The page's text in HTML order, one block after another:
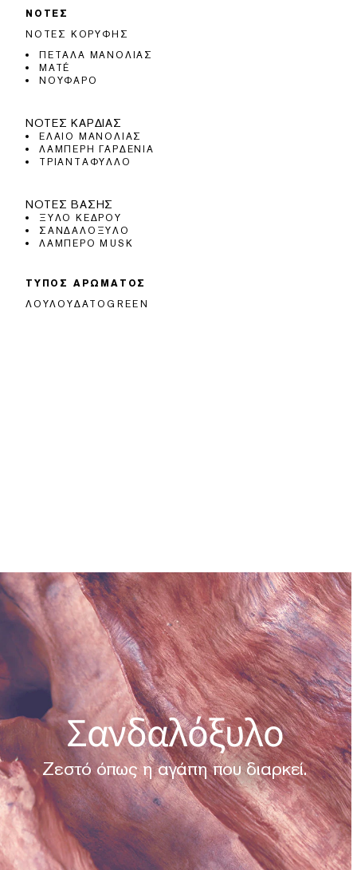
ΝΟΤΕΣ
ΝΌΤΕΣ ΚΟΡΥΦΉΣ
ΠΈΤΑΛΑ ΜΑΝΌΛΙΑΣ
MATÉ
ΝΟΎΦΑΡΟ
ΝΌΤΕΣ ΚΑΡΔΙΆΣ
ΈΛΑΙΟ ΜΑΝΌΛΙΑΣ
ΛΑΜΠΕΡΉ ΓΑΡΔΈΝΙΑ
ΤΡΙΑΝΤΆΦΥΛΛΟ
ΝΌΤΕΣ ΒΆΣΗΣ
ΞΎΛΟ ΚΈΔΡΟΥ
ΣΑΝΔΑΛΌΞΥΛΟ
ΛΑΜΠΕΡΌ MUSK
ΤΥΠΟΣ ΑΡΩΜΑΤΟΣ
ΛΟΥΛΟΥΔΆΤΟGREEN
Σανδαλόξυλο
Ζεστό όπως η αγάπη που διαρκεί.